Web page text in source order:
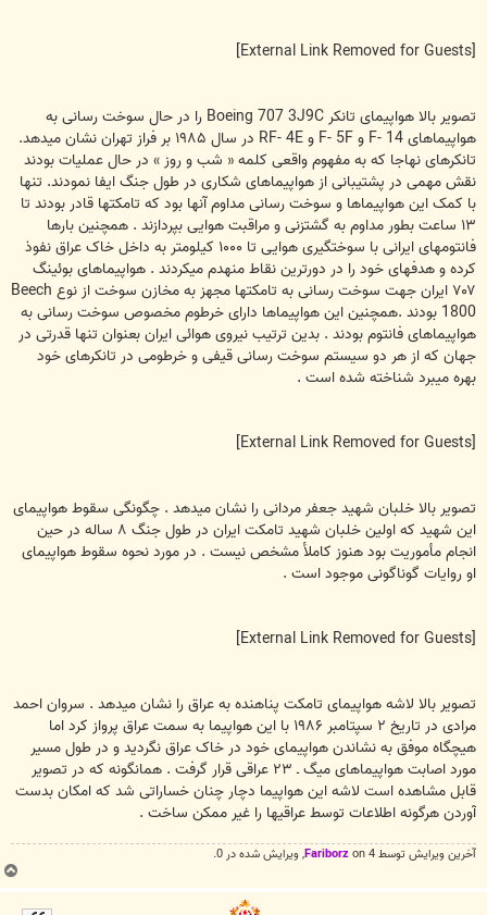
تصوير بالا هواپيمای تانکر Boeing 707 3J9C را در حال سوخت رسانی به
هواپيماهای F- 14 و F- 5F و RF- 4E در سال ۱۹۸۵ بر فراز تهران نشان ميدهد.
تانکرهای نهاجا که به مفهوم واقعی کلمه « شب و روز » در حال عمليات بودند
نقش مهمی در پشتيبانی از هواپيماهای شکاری در طول جنگ ايفا نمودند. تنها
با کمک اين هواپيماها و سوخت رسانی مداوم آنها بود که تامکتها قادر بودند تا
۱۳ ساعت بطور مداوم به گشتزنی و مراقبت هوايی بپردازند . همچنين بارها
فانتومهای ايرانی با سوختگيری هوايی تا ۱۰۰۰ کيلومتر به داخل خاک عراق نفوذ
کرده و هدفهای خود را در دورترين نقاط منهدم ميکردند . هواپيماهای بوئينگ
۷۰۷ ايران جهت سوخت رسانی به تامکتها مجهز به مخازن سوخت از نوع Beech
1800 بودند .همچنين اين هواپيماها دارای خرطوم مخصوص سوخت رسانی به
هواپيماهای فانتوم بودند . بدين ترتيب نيروی هوائی ايران بعنوان تنها قدرتی در
جهان که از هر دو سيستم سوخت رسانی قيفی و خرطومی در تانکرهای خود
بهره ميبرد شناخته شده است .
تصوير بالا خلبان شهيد جعفر مردانی را نشان ميدهد . چگونگی سقوط هواپيمای
اين شهيد که اولين خلبان شهيد تامکت ايران در طول جنگ ۸ ساله در حين
انجام مأموريت بود هنوز کاملأ مشخص نيست . در مورد نحوه سقوط هواپيمای
او روايات گوناگونی موجود است .
تصوير بالا لاشه هواپيمای تامکت پناهنده به عراق را نشان ميدهد . سروان احمد
مرادی در تاريخ ۲ سپتامبر ۱۹۸۶ با اين هواپيما به سمت عراق پرواز کرد اما
هيچگاه موفق به نشاندن هواپيمای خود در خاک عراق نگرديد و در طول مسير
مورد اصابت هواپيماهای ميگ ـ ۲۳ عراقی قرار گرفت . همانگونه که در تصوير
قابل مشاهده است لاشه اين هواپيما دچار چنان خساراتی شد که امکان بدست
آوردن هرگونه اطلاعات توسط عراقيها را غير ممکن ساخت .
آخرین ويرايش توسط 4 on Fariborz, ويرايش شده در 0.
ب
ا